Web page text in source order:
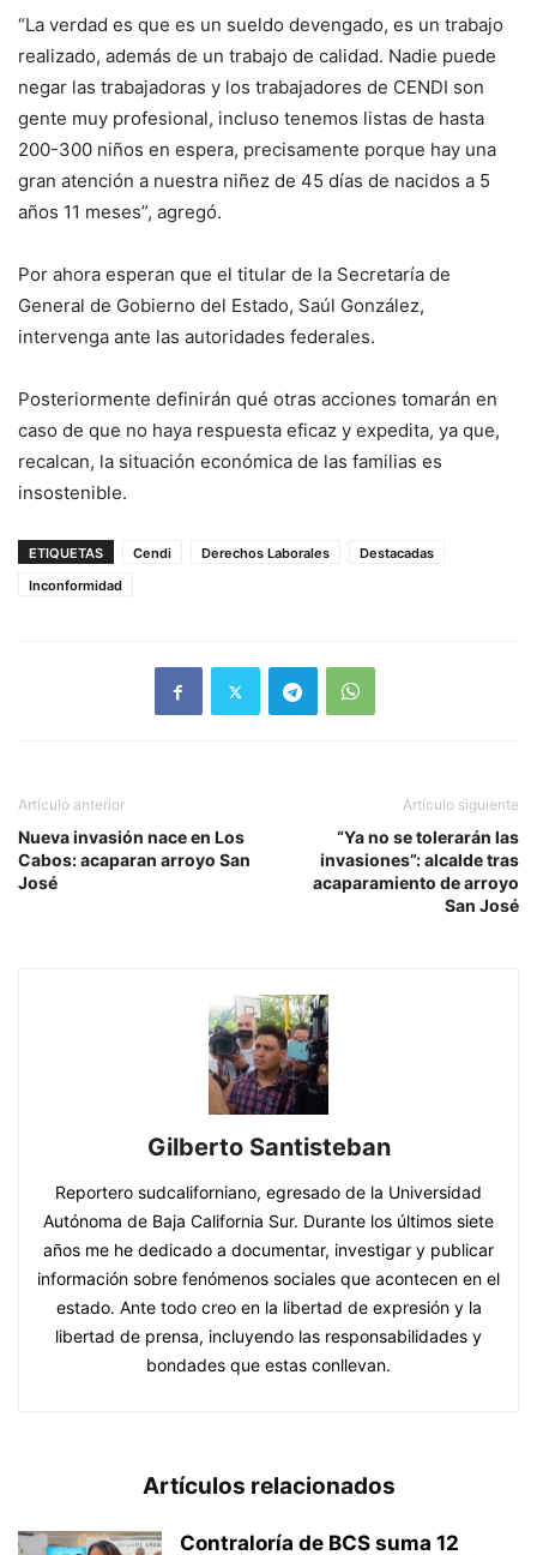
“La verdad es que es un sueldo devengado, es un trabajo
realizado, además de un trabajo de calidad. Nadie puede
negar las trabajadoras y los trabajadores de CENDI son
gente muy profesional, incluso tenemos listas de hasta
200-300 niños en espera, precisamente porque hay una
gran atención a nuestra niñez de 45 días de nacidos a 5
años 11 meses”, agregó.
Por ahora esperan que el titular de la Secretaría de
General de Gobierno del Estado, Saúl González,
intervenga ante las autoridades federales.
Posteriormente definirán qué otras acciones tomarán en
caso de que no haya respuesta eficaz y expedita, ya que,
recalcan, la situación económica de las familias es
insostenible.
ETIQUETAS Cendi Derechos Laborales
Destacadas
Inconformidad
Artículo anterior
Nueva invasión nace en Los
Cabos: acaparan arroyo San
José
Artículo siguiente
“Ya no se tolerarán las
invasiones”: alcalde tras
acaparamiento de arroyo
San José
Gilberto Santisteban
Reportero sudcaliforniano, egresado de la Universidad
Autónoma de Baja California Sur. Durante los últimos siete
años me he dedicado a documentar, investigar y publicar
información sobre fenómenos sociales que acontecen en el
estado. Ante todo creo en la libertad de expresión y la
libertad de prensa, incluyendo las responsabilidades y
bondades que estas conllevan.
Artículos relacionados
Contraloría de BCS suma 12